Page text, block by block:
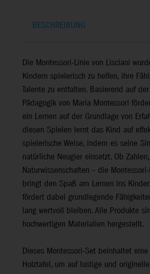
BESCHREIBUNG
Die Montessori-Linie von Lisciani
Kindern spielerisch zu helfen, ihre
Talente zu entfalten. Basierend auf
Pädagogik von Maria Montessori
ein Lernen auf der Grundlage von
diesen Spielen lernt das Kind auf
spielerische Weise, indem es seine
natürliche Neugier einsetzt. Ob
Naturwissenschaften – die
bringt den Spaß am Lernen ins
fördert dabei grundlegende
lang wertvoll bleiben. Alle Produkte
hochwertigen Materialien hergestellt.
Dieses Montessori-Set beinhaltet
Holztafel, um auf lustige und